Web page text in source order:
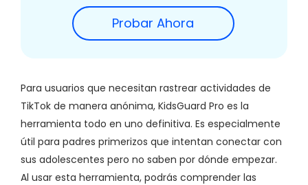
Probar Ahora
Para usuarios que necesitan rastrear actividades de
TikTok de manera anónima, KidsGuard Pro es la
herramienta todo en uno definitiva. Es especialmente
útil para padres primerizos que intentan conectar con
sus adolescentes pero no saben por dónde empezar.
Al usar esta herramienta, podrás comprender las